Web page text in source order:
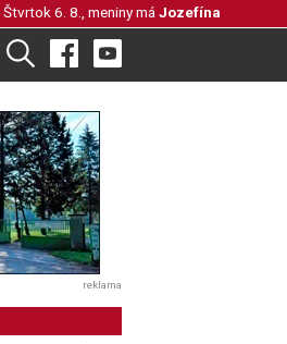
Štvrtok 6. 8., meniny má Jozefína
reklama